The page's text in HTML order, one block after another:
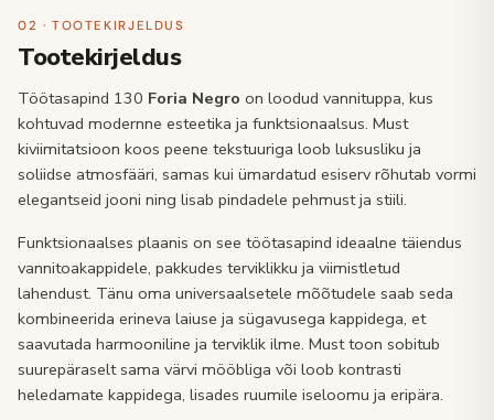
02 · TOOTEKIRJELDUS
Tootekirjeldus
Töötasapind 130 Foria Negro on loodud vannituppa, kus
kohtuvad modernne esteetika ja funktsionaalsus. Must
kiviimitatsioon koos peene tekstuuriga loob luksusliku ja
soliidse atmosfääri, samas kui ümardatud esiserv rõhutab vormi
elegantseid jooni ning lisab pindadele pehmust ja stiili.
Funktsionaalses plaanis on see töötasapind ideaalne täiendus
vannitoakappidele, pakkudes terviklikku ja viimistletud
lahendust. Tänu oma universaalsetele mõõtudele saab seda
kombineerida erineva laiuse ja sügavusega kappidega, et
saavutada harmooniline ja terviklik ilme. Must toon sobitub
suurepäraselt sama värvi mööbliga või loob kontrasti
heledamate kappidega, lisades ruumile iseloomu ja eripära.